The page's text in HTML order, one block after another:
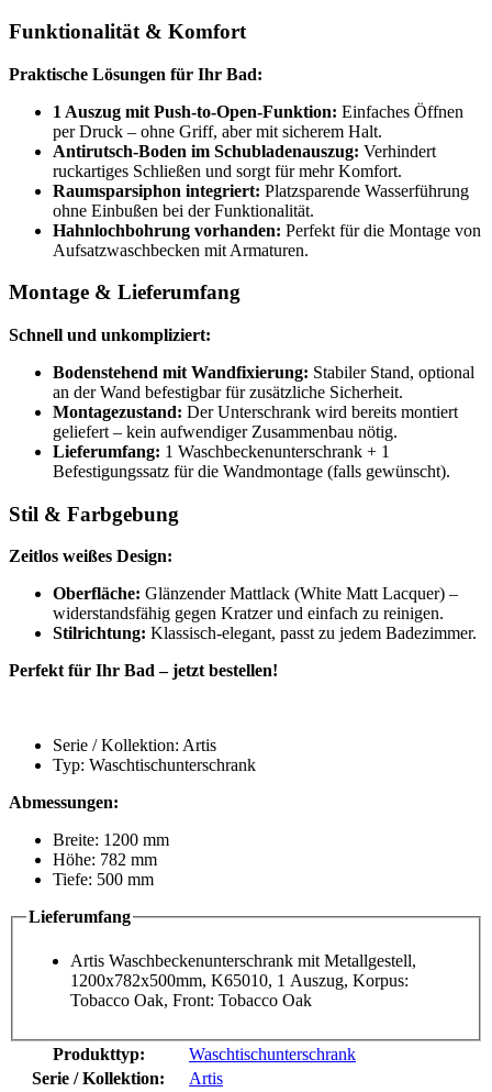
Funktionalität & Komfort
Praktische Lösungen für Ihr Bad:
1 Auszug mit Push-to-Open-Funktion: Einfaches Öffnen
per Druck – ohne Griff, aber mit sicherem Halt.
Antirutsch-Boden im Schubladenauszug: Verhindert
ruckartiges Schließen und sorgt für mehr Komfort.
Raumsparsiphon integriert: Platzsparende Wasserführung
ohne Einbußen bei der Funktionalität.
Hahnlochbohrung vorhanden: Perfekt für die Montage von
Aufsatzwaschbecken mit Armaturen.
Montage & Lieferumfang
Schnell und unkompliziert:
Bodenstehend mit Wandfixierung: Stabiler Stand, optional
an der Wand befestigbar für zusätzliche Sicherheit.
Montagezustand: Der Unterschrank wird bereits montiert
geliefert – kein aufwendiger Zusammenbau nötig.
Lieferumfang: 1 Waschbeckenunterschrank + 1
Befestigungssatz für die Wandmontage (falls gewünscht).
Stil & Farbgebung
Zeitlos weißes Design:
Oberfläche: Glänzender Mattlack (White Matt Lacquer) –
widerstandsfähig gegen Kratzer und einfach zu reinigen.
Stilrichtung: Klassisch-elegant, passt zu jedem Badezimmer.
Perfekt für Ihr Bad – jetzt bestellen!
Serie / Kollektion: Artis
Typ: Waschtischunterschrank
Abmessungen:
Breite: 1200 mm
Höhe: 782 mm
Tiefe: 500 mm
Lieferumfang
Artis Waschbeckenunterschrank mit Metallgestell,
1200x782x500mm, K65010, 1 Auszug, Korpus:
Tobacco Oak, Front: Tobacco Oak
Produkttyp:
Waschtischunterschrank
Serie / Kollektion:
Artis